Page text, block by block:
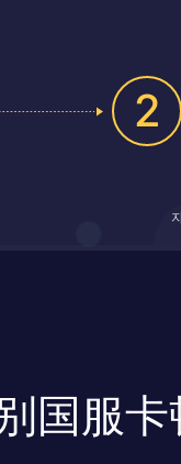
2
国服